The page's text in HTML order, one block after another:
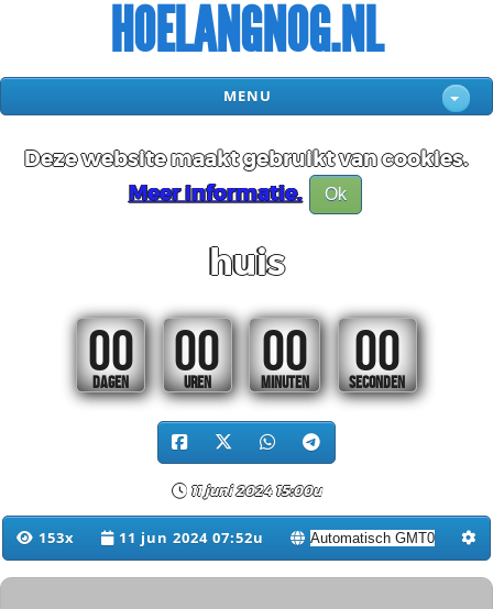
HOELANGNOG.NL
MENU
Deze website maakt gebruikt van cookies.
Meer informatie.
Ok
huis
00
DAGEN
00
UREN
00
MINUTEN
00
SECONDEN
11 juni 2024 15:00u
153x 11 jun 2024 07:52u